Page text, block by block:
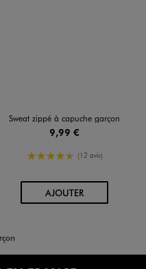
Sweat zippé à capuche garçon
9,99 €
4.5/5 de moyenne
(12 avis)
AJOUTERAU PANIER